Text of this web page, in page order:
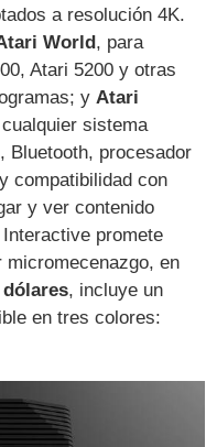
a resolución 4K.
World , para
Atari 5200 y otras
yAtari
sistema
Bluetooth, procesador
compatibilidad con
y ver contenido
promete
micromecenazgo, en
dólares, incluye un
en tres colores: